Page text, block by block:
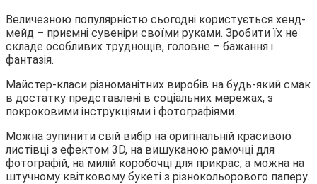
Величезною популярністю сьогодні користується хенд-
мейд – приємні сувеніри своїми руками. Зробити їх не
складе особливих труднощів, головне – бажання і
фантазія.
Майстер-класи різноманітних виробів на будь-який смак
в достатку представлені в соціальних мережах, з
покроковими інструкціями і фотографіями.
Можна зупинити свій вибір на оригінальній красивою
листівці з ефектом 3D, на вишуканою рамочці для
фотографій, на милій коробочці для прикрас, а можна на
штучному квітковому букеті з різнокольорового паперу.